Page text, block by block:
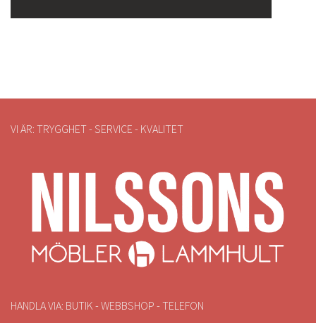
VI ÄR: TRYGGHET - SERVICE - KVALITET
HANDLA VIA: BUTIK - WEBBSHOP - TELEFON